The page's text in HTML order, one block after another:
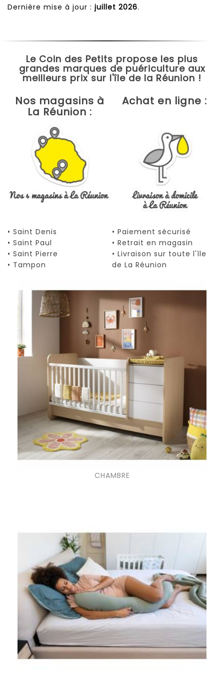
Dernière mise à jour : juillet 2026.
Le Coin des Petits propose les plus
grandes marques de puériculture aux
meilleurs prix sur l'île de la Réunion !
Nos magasins à
La Réunion :
Achat en ligne :
• Saint Denis
• Saint Paul
• Saint Pierre
• Tampon
• Paiement sécurisé
• Retrait en magasin
• Livraison sur toute l'île
de La Réunion
CHAMBRE